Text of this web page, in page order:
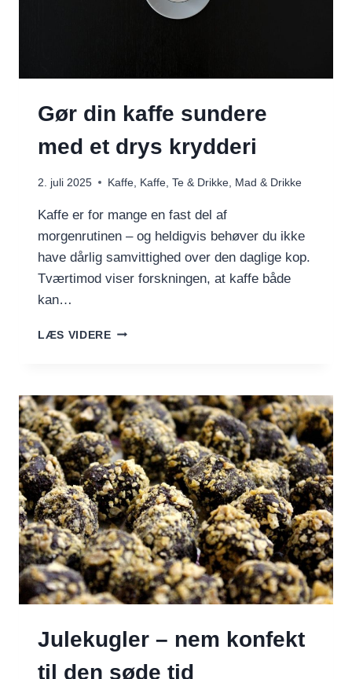
Gør din kaffe sundere
med et drys krydderi
2. juli 2025 Kaffe Kaffe, Te & Drikke Mad & Drikke
Kaffe er for mange en fast del af
morgenrutinen – og heldigvis behøver du ikke
have dårlig samvittighed over den daglige kop.
Tværtimod viser forskningen, at kaffe både
kan…
LÆS VIDEREGØR
MED
ET
DRYS
KRYDDERI
Julekugler – nem konfekt
til den søde tid